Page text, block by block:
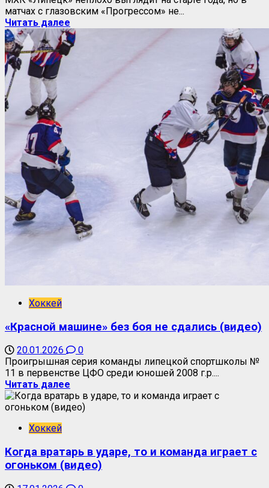
матчах с глазовским «Прогрессом» не...
Читать далее
Хоккей
«Красной машине» без боя не сдались (видео)
20.01.2026
0
Проигрышная серия команды липецкой спортшколы №
11 в первенстве ЦФО среди юношей 2008 г.р....
Читать далее
Хоккей
Когда вратарь в ударе, то и команда играет с
огоньком (видео)